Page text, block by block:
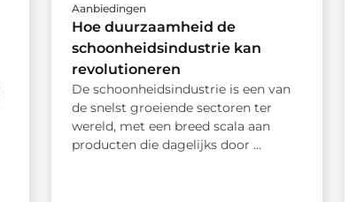
Aanbiedingen
Hoe duurzaamheid de
schoonheidsindustrie kan
revolutioneren
De schoonheidsindustrie is een van
de snelst groeiende sectoren ter
wereld, met een breed scala aan
producten die dagelijks door ...